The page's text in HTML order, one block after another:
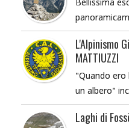
L'Alpinismo
MATTIUZZI
"Quando ero
un albero"
Laghi di